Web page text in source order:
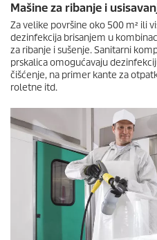
Mašine za ribanje i
Za velike površine oko 500 m² ili
dezinfekcija brisanjem u
za ribanje i sušenje. Sanitarni
prskalica omogućavaju
čišćenje, na primer kante za
roletne itd.